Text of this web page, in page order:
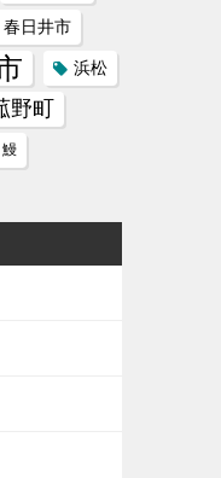
春日井市
浜松
野町
鰻